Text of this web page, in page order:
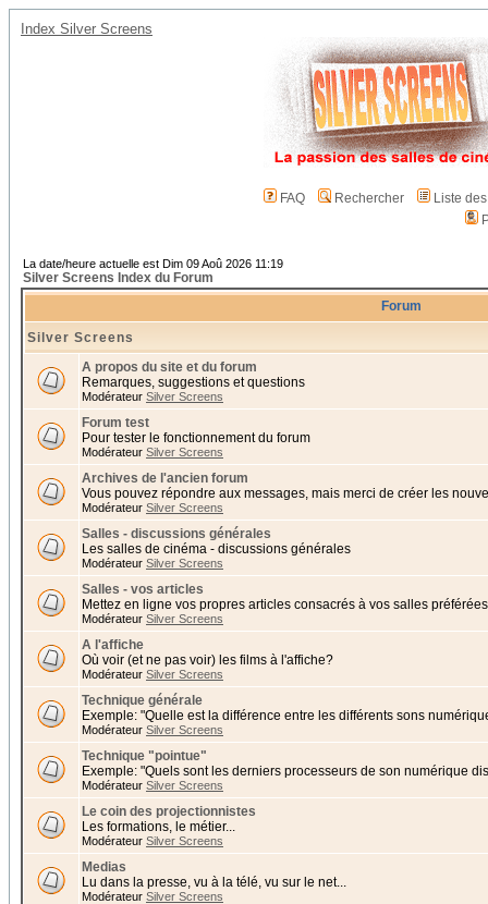
Index Silver Screens
FAQ Rechercher
Liste
La date/heure actuelle est Dim 09 Aoû 2026 11:19
Silver Screens Index du Forum
Forum
Silver Screens
A propos du site et du forum
Remarques, suggestions et questions
Modérateur Silver Screens
Forum test
Pour tester le fonctionnement du forum
Modérateur Silver Screens
Archives de l'ancien forum
Vous pouvez répondre aux messages, mais merci de créer les
Modérateur Silver Screens
Salles - discussions générales
Les salles de cinéma - discussions générales
Modérateur Silver Screens
Salles - vos articles
Mettez en ligne vos propres articles consacrés à vos salles
Modérateur Silver Screens
A l'affiche
Où voir (et ne pas voir) les films à l'affiche?
Modérateur Silver Screens
Technique générale
Exemple: "Quelle est la différence entre les différents sons
Modérateur Silver Screens
Technique "pointue"
Exemple: "Quels sont les derniers processeurs de son numérique
Modérateur Silver Screens
Le coin des projectionnistes
Les formations, le métier...
Modérateur Silver Screens
Medias
Lu dans la presse, vu à la télé, vu sur le net...
Modérateur Silver Screens